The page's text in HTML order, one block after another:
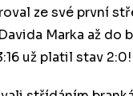
ze své první
Marka až do
už platil stav 2:0!